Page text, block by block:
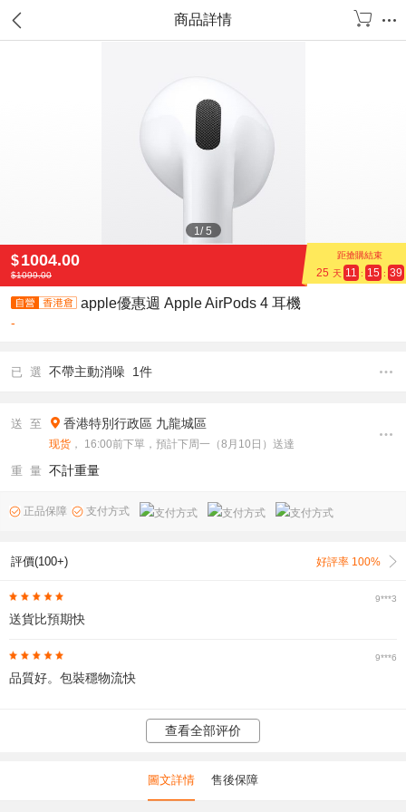
商品詳情
1/5
$1004.00 距搶購結束
25 天 11 : 15 : 39
$1099.00
apple優惠週 Apple AirPods 4 耳機
-
已 選 不帶主動消噪 1件
送 至 香港特別行政區 九龍城區
现货 ， 16:00前下單，預計下周一（8月10日）送達
重 量 不計重量
正品保障 支付方式
評價(100+) 好評率 100%
9***3
送貨比預期快
9***6
品質好。包裝穩物流快
查看全部评价
圖文詳情 售後保障